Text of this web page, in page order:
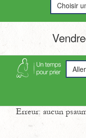
Choisir
Erreur: aucun